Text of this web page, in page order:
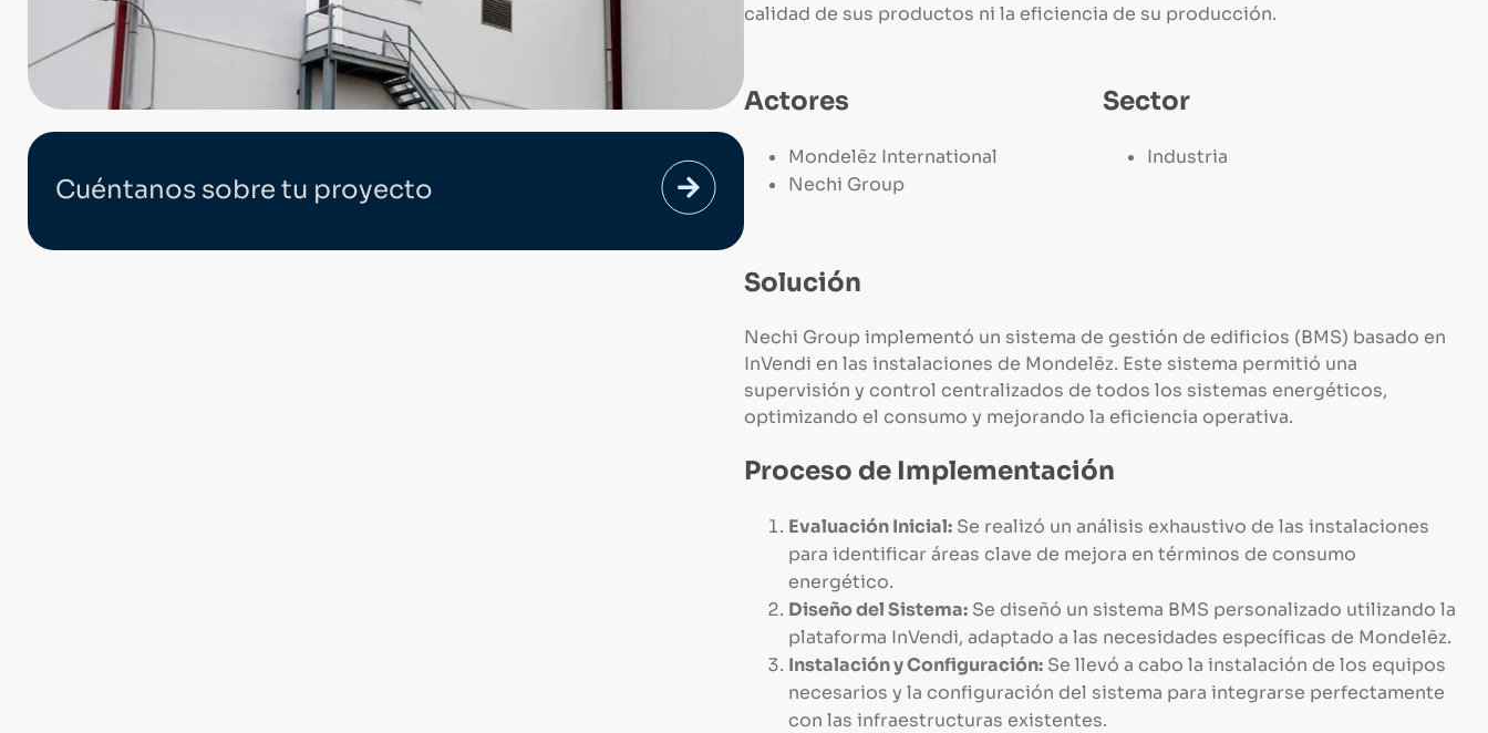
Cuéntanos sobre tu proyecto
calidad de sus productos ni la eficiencia de su producción.
Actores
Mondelēz International
Nechi Group
Sector
Industria
Solución
Nechi Group implementó un sistema de gestión de edificios (BMS) basado en
InVendi en las instalaciones de Mondelēz. Este sistema permitió una
supervisión y control centralizados de todos los sistemas energéticos,
optimizando el consumo y mejorando la eficiencia operativa.
Proceso de Implementación
Evaluación Inicial: Se realizó un análisis exhaustivo de las instalaciones
para identificar áreas clave de mejora en términos de consumo
energético.
Diseño del Sistema: Se diseñó un sistema BMS personalizado utilizando la
plataforma InVendi, adaptado a las necesidades específicas de Mondelēz.
Instalación y Configuración: Se llevó a cabo la instalación de los equipos
necesarios y la configuración del sistema para integrarse perfectamente
con las infraestructuras existentes.